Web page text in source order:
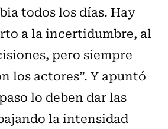
todos los días. Hay
a la incertidumbre, al
pero siempre
los actores”. Y apuntó
lo deben dar las
la intensidad